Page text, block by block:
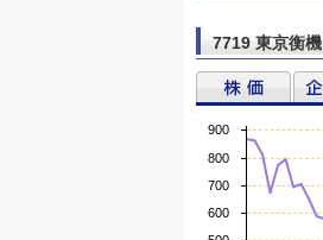
7719 東京衡機